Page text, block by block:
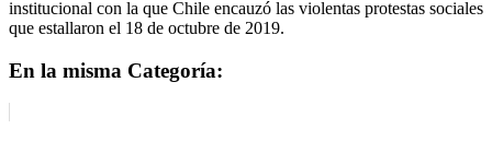
institucional con la que Chile encauzó las violentas protestas sociales
que estallaron el 18 de octubre de 2019.
En la misma Categoría: